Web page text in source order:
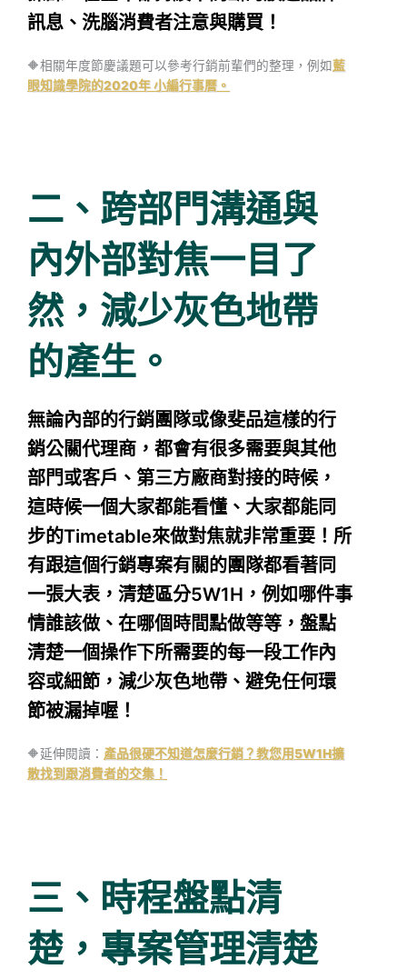
訊息、洗腦消費者注意與購買！
🔶相關年度節慶議題可以參考行銷前輩們的整理，例如藍
眼知識學院的2020年 小編行事曆。
二、跨部門溝通與
內外部對焦一目了
然，減少灰色地帶
的產生。
無論內部的行銷團隊或像斐品這樣的行
銷公關代理商，都會有很多需要與其他
部門或客戶、第三方廠商對接的時候，
這時候一個大家都能看懂、大家都能同
步的Timetable來做對焦就非常重要！所
有跟這個行銷專案有關的團隊都看著同
一張大表，清楚區分5W1H，例如哪件事
情誰該做、在哪個時間點做等等，盤點
清楚一個操作下所需要的每一段工作內
容或細節，減少灰色地帶、避免任何環
節被漏掉喔！
🔶延伸閱讀： 產品很硬不知道怎麼行銷？教您用5W1H擴
散找到跟消費者的交集！
三、時程盤點清
楚，專案管理清楚